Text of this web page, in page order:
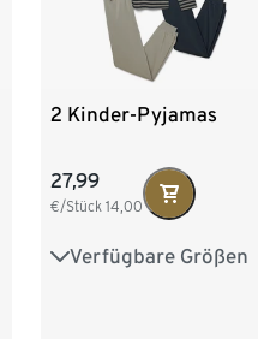
2 Kinder-Pyjamas
27,99
€/Stück 14,00
Verfügbare Größen
122/128 134/140